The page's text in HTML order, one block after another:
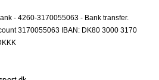
- 4260-3170055063 - Bank transfer.
3170055063 IBAN: DK80 3000 3170